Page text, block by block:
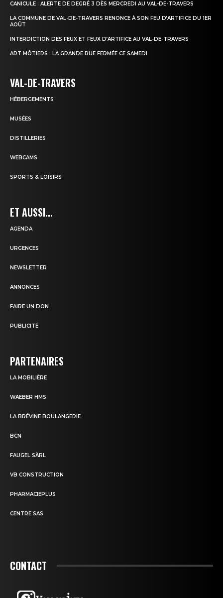
CANICULE : ALERTE DE DEGRÉ 3 DÈS MERCREDI AU VAL-DE-TRAVERS
LA COMMUNE DE VAL-DE-TRAVERS RENONCE À SON FEU D’ARTIFICE DU 1ER
AOÛT
INTERDICTION DES FEUX ET FEUX D’ARTIFICE AU VAL-DE-TRAVERS
ART MÔTIERS : LA GRANDE RUE FERMÉE CE SAMEDI
VAL-DE-TRAVERS
HÉBERGEMENTS
MUSÉES
DISTILLERIES
WEBCAMS
SPORTS & LOISIRS
ET AUSSI...
AGENDA
URGENCES
NEWSLETTER
ANNONCES
FAIRE UN DON
PUBLICITÉ
PARTENAIRES
LA MOBILIÈRE
WAEBER HMS
LA BRÉVINE BOULANGERIE
BCN
FAUGEL SÀRL
VB CONSTRUCTION
PHARMACIEPLUS
CENTRE SAS
CONTACT